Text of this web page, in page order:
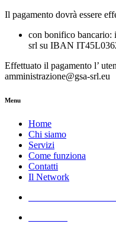
Il pagamento dovrà essere
con bonifico bancario:
srl su IBAN
Effettuato il pagamento l’
amministrazione@gsa-srl.eu
Menu
Home
Chi siamo
Servizi
Come funziona
Contatti
Il Network